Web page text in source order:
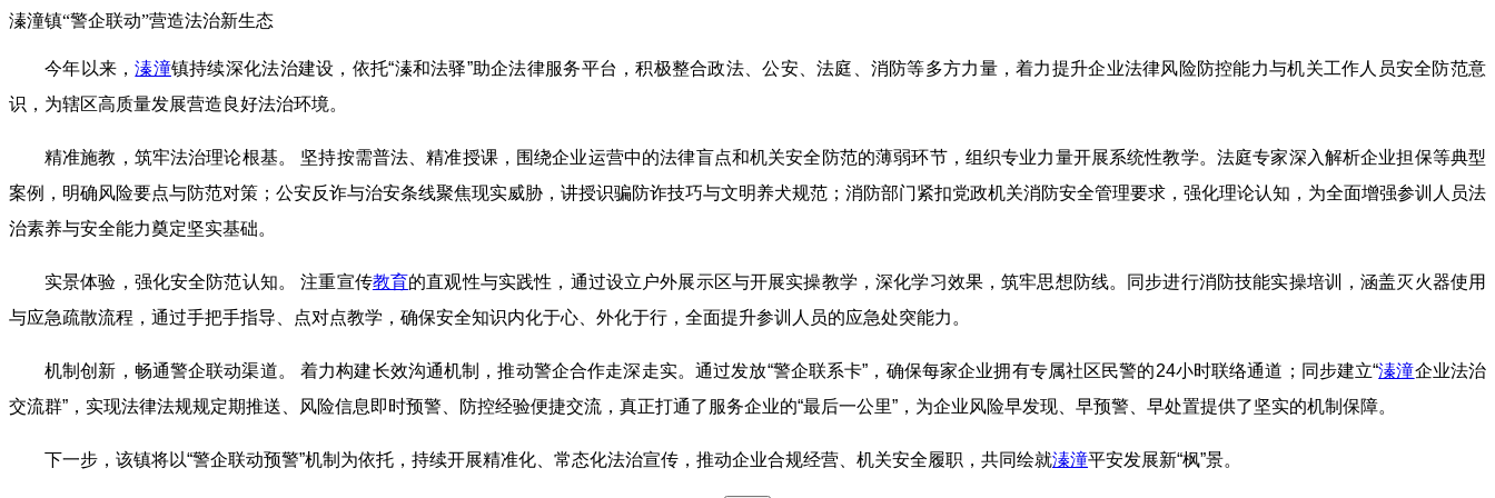
溱潼镇“警企联动”营造法治新生态
今年以来，溱潼镇持续深化法治建设，依托“溱和法驿”助企法律服务平台，积极整合政法、公安、法庭、消防等多方力量，着力提升企业法律风险防控能力与机关工作人员安全防范意
识，为辖区高质量发展营造良好法治环境。
精准施教，筑牢法治理论根基。 坚持按需普法、精准授课，围绕企业运营中的法律盲点和机关安全防范的薄弱环节，组织专业力量开展系统性教学。法庭专家深入解析企业担保等典型
案例，明确风险要点与防范对策；公安反诈与治安条线聚焦现实威胁，讲授识骗防诈技巧与文明养犬规范；消防部门紧扣党政机关消防安全管理要求，强化理论认知，为全面增强参训人员法
治素养与安全能力奠定坚实基础。
实景体验，强化安全防范认知。 注重宣传教育的直观性与实践性，通过设立户外展示区与开展实操教学，深化学习效果，筑牢思想防线。同步进行消防技能实操培训，涵盖灭火器使用
与应急疏散流程，通过手把手指导、点对点教学，确保安全知识内化于心、外化于行，全面提升参训人员的应急处突能力。
机制创新，畅通警企联动渠道。 着力构建长效沟通机制，推动警企合作走深走实。通过发放“警企联系卡”，确保每家企业拥有专属社区民警的24小时联络通道；同步建立“溱潼企业法治
交流群”，实现法律法规规定期推送、风险信息即时预警、防控经验便捷交流，真正打通了服务企业的“最后一公里”，为企业风险早发现、早预警、早处置提供了坚实的机制保障。
下一步，该镇将以“警企联动预警”机制为依托，持续开展精准化、常态化法治宣传，推动企业合规经营、机关安全履职，共同绘就溱潼平安发展新“枫”景。